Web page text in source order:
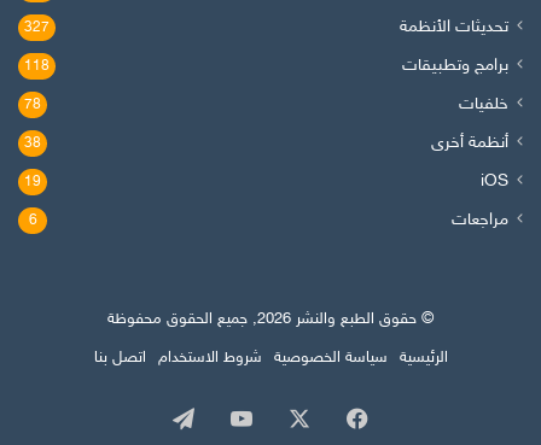
تحديثات الأنظمة 327
برامج وتطبيقات 118
خلفيات 78
أنظمة أخرى 38
iOS
19
مراجعات 6
© حقوق الطبع والنشر 2026, جميع الحقوق محفوظة
الرئيسية
سياسة الخصوصية شروط الاستخدام اتصل بنا
فيسبوك ‫YouTube